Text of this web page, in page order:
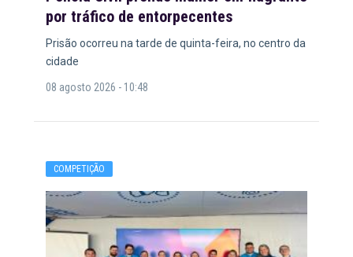
por tráfico de entorpecentes
Prisão ocorreu na tarde de quinta-feira, no centro da
cidade
08 agosto 2026 - 10:48
COMPETIÇÃO